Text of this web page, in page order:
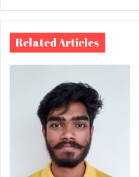
Related Articles